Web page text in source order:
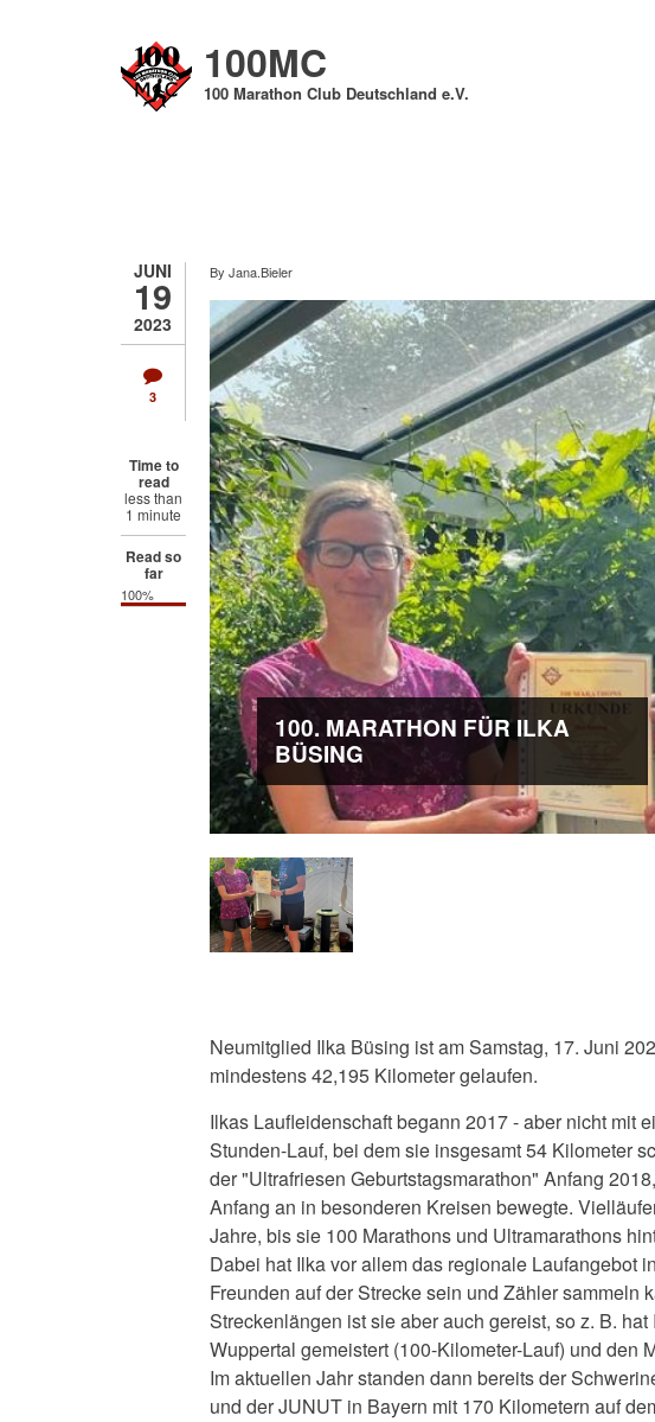
100MC
100 Marathon Club Deutschland e.V.
JUNI
19
2023
3
Time to
read
less than
1 minute
Read so
far
100%
By Jana.Bieler
100. MARATHON FÜR ILKA
BÜSING
Neumitglied Ilka Büsing ist am Samstag, 17. Juni
mindestens 42,195 Kilometer gelaufen.
Ilkas Laufleidenschaft begann 2017 - aber nicht mit
Stunden-Lauf, bei dem sie insgesamt 54 Kilometer
der "Ultrafriesen Geburtstagsmarathon" Anfang
Anfang an in besonderen Kreisen bewegte.
Jahre, bis sie 100 Marathons und Ultramarathons
Dabei hat Ilka vor allem das regionale Laufangebot
Freunden auf der Strecke sein und Zähler sammeln
Streckenlängen ist sie aber auch gereist, so z. B.
Wuppertal gemeistert (100-Kilometer-Lauf) und den
Im aktuellen Jahr standen dann bereits der
und der JUNUT in Bayern mit 170 Kilometern auf